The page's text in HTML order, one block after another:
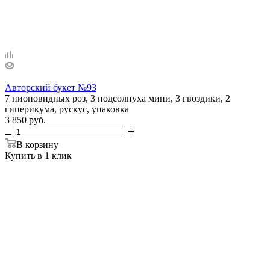
Авторский букет №93
7 пионовидных роз, 3 подсолнуха мини, 3 гвоздики, 2
гиперикума, рускус, упаковка
3 850 руб.
В корзину
Купить в 1 клик